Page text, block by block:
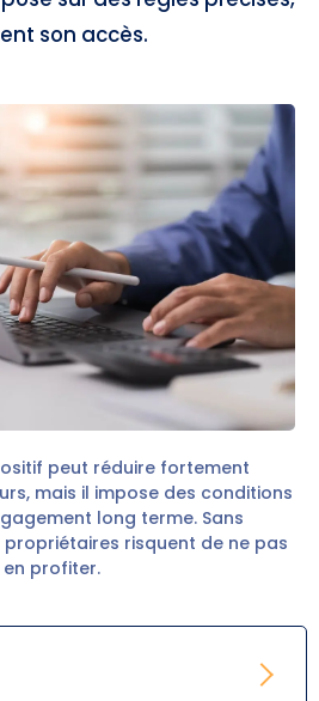
son accès.
peut réduire fortement
mais il impose des conditions
long terme. Sans
risquent de ne pas
en profiter.